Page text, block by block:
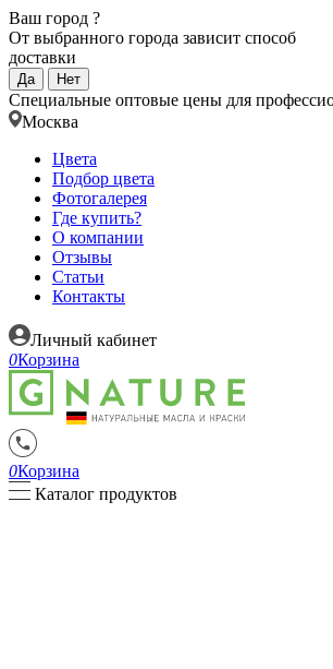
Ваш город ?
От выбранного города зависит способ
доставки
Да Нет
Специальные оптовые цены для
Москва
Цвета
Подбор цвета
Фотогалерея
Где купить?
О компании
Отзывы
Статьи
Контакты
Личный кабинет
0Корзина
0Корзина
Каталог продуктов